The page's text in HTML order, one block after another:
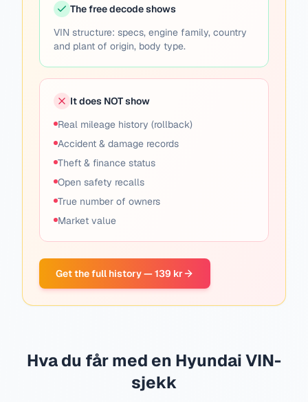
The free decode shows
VIN structure: specs, engine family, country
and plant of origin, body type.
It does NOT show
Real mileage history (rollback)
Accident & damage records
Theft & finance status
Open safety recalls
True number of owners
Market value
Get the full history — 139 kr
Hva du får med en Hyundai VIN-
sjekk